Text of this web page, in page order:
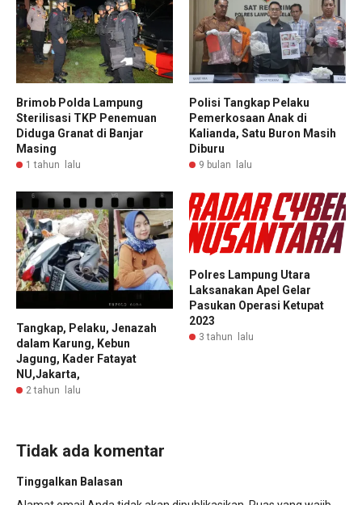
Brimob Polda Lampung
Sterilisasi TKP Penemuan
Diduga Granat di Banjar
Masing
1 tahun lalu
Polisi Tangkap Pelaku
Pemerkosaan Anak di
Kalianda, Satu Buron Masih
Diburu
9 bulan lalu
Tangkap, Pelaku, Jenazah
dalam Karung, Kebun
Jagung, Kader Fatayat
NU,Jakarta,
2 tahun lalu
Polres Lampung Utara
Laksanakan Apel Gelar
Pasukan Operasi Ketupat
2023
3 tahun lalu
Tidak ada komentar
Tinggalkan Balasan